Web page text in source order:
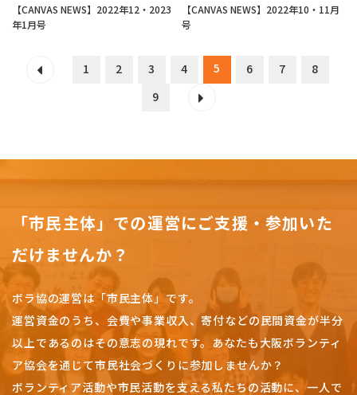
【CANVAS NEWS】2022年12・2023
年1月号
【CANVAS NEWS】2022年10・11月
号
1 2 3 4 5 6 7
8
9
「市民主体」での運営にご支援・参加いた
だけませんか？
ボラ協の運営は「市民主体」です。
運営資金のうち、会費や事業収入、寄付などの民間資金が半分
以上であるのはその意志の現れです。 あなたも大阪ボランティ
ア協会を通じて市民社会づくりに参加しませんか？
ボランティア活動や市民活動を支える私たちの活動に、一人で